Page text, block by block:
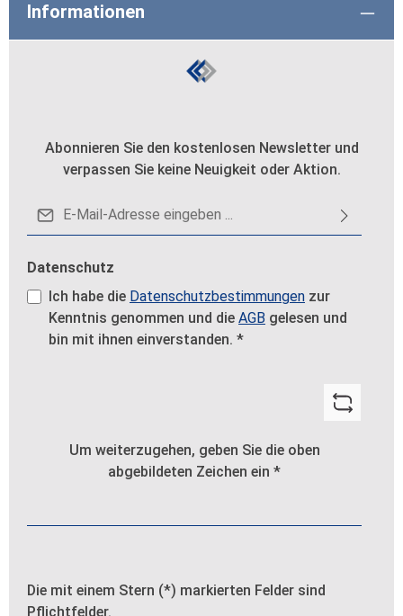
Informationen
Abonnieren Sie den kostenlosen Newsletter und
verpassen Sie keine Neuigkeit oder Aktion.
E-Mail-Adresse*
Datenschutz
Ich habe die Datenschutzbestimmungen zur
Kenntnis genommen und die AGB gelesen und
bin mit ihnen einverstanden. *
Um weiterzugehen, geben Sie die oben
abgebildeten Zeichen ein *
Die mit einem Stern (*) markierten Felder sind
Pflichtfelder.